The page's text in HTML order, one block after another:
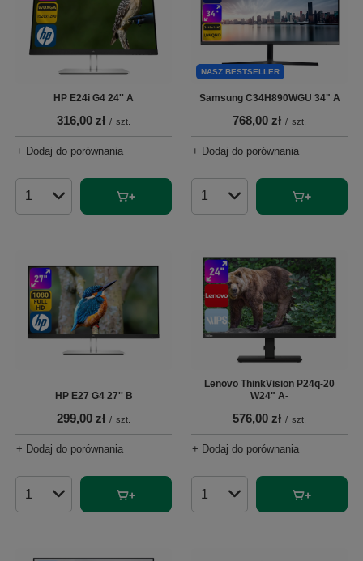
HP E24i G4 24'' A
316,00 zł / szt.
+ Dodaj do porównania
Ilość produktów
NASZ BESTSELLER
Samsung C34H890WGU 34" A
768,00 zł / szt.
+ Dodaj do porównania
Ilość produktów
HP E27 G4 27'' B
299,00 zł / szt.
+ Dodaj do porównania
Ilość produktów
Lenovo ThinkVision P24q-20
W24" A-
576,00 zł / szt.
+ Dodaj do porównania
Ilość produktów